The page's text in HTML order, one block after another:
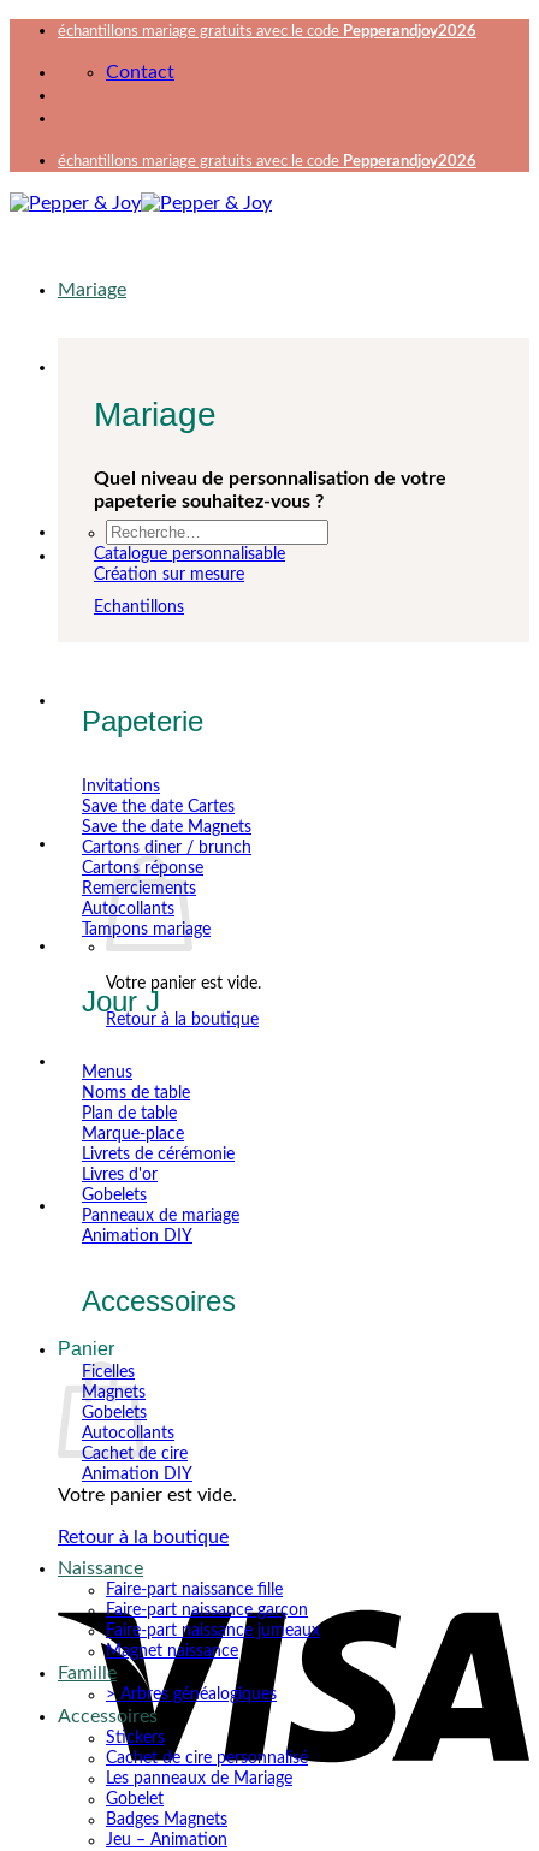
Passer
contenu
échantillons mariage gratuits avec le code Pepperandjoy2026
Contact
échantillons mariage gratuits avec le code Pepperandjoy2026
Recherche
pour :
Votre panier est vide.
Retour à la boutique
Panier
Votre panier est vide.
Retour à la boutique
Mariage
Mariage
Quel niveau de personnalisation de votre
papeterie souhaitez-vous ?
Catalogue personnalisable
Création sur mesure
Echantillons
Papeterie
Invitations
Save the date Cartes
Save the date Magnets
Cartons diner / brunch
Cartons réponse
Remerciements
Autocollants
Tampons mariage
Jour J
Menus
Noms de table
Plan de table
Marque-place
Livrets de cérémonie
Livres d'or
Gobelets
Panneaux de mariage
Animation DIY
Accessoires
Ficelles
Magnets
Gobelets
Autocollants
Cachet de cire
Animation DIY
Naissance
Faire-part naissance fille
Faire-part naissance garçon
Faire-part naissance jumeaux
Magnet naissance
Famille
> Arbres généalogiques
Accessoires
Stickers
Cachet de cire personnalisé
Les panneaux de Mariage
Gobelet
Badges Magnets
Jeu – Animation